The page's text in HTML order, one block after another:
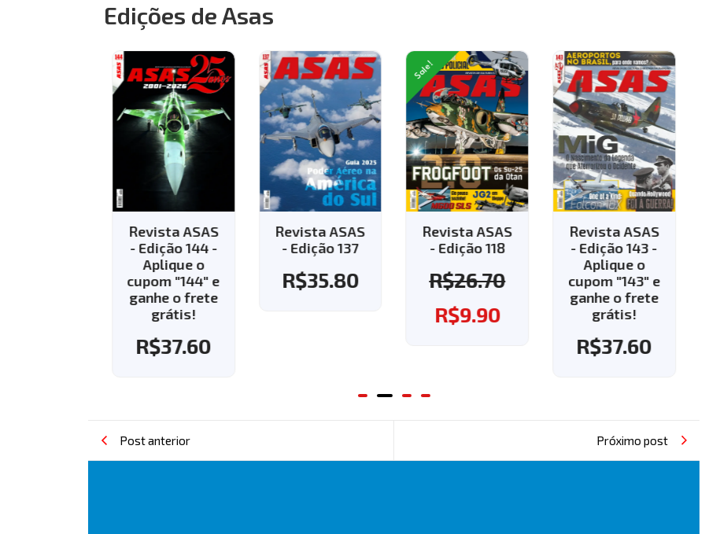
Edições de Asas
Revista ASAS
- Edição 144 -
Aplique o
cupom "144" e
ganhe o frete
grátis!
R$37.60
Revista ASAS
- Edição 137
R$35.80
Sale!
Revista ASAS
- Edição 118
R$26.70
R$9.90
Revista ASAS
- Edição 143 -
Aplique o
cupom "143" e
ganhe o frete
grátis!
R$37.60
Post anterior Próximo post